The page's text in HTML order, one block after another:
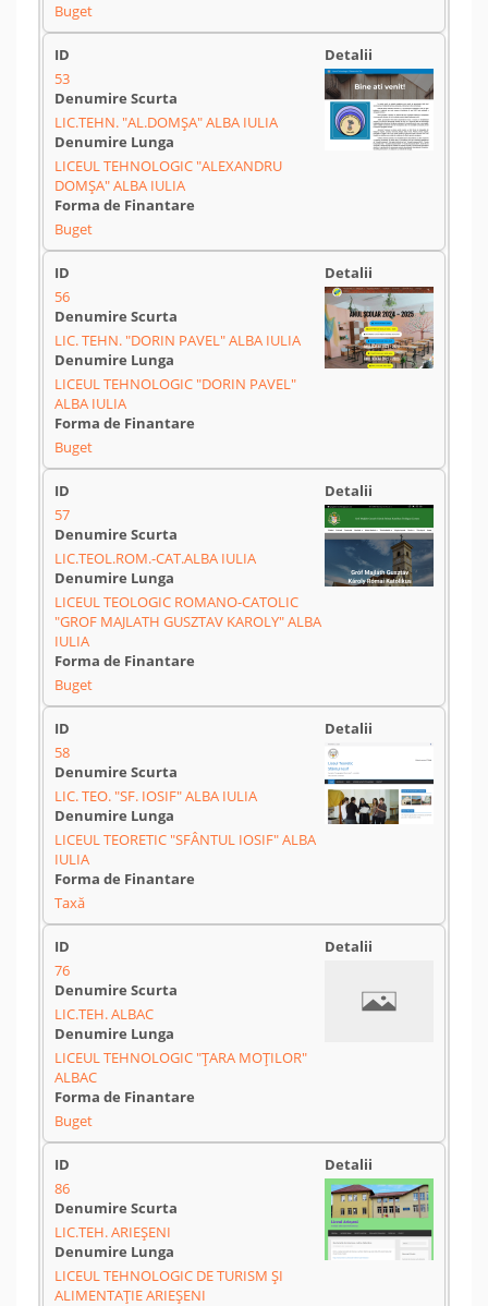
Buget
53
LIC.TEHN. "AL.DOMȘA" ALBA IULIA
LICEUL TEHNOLOGIC "ALEXANDRU
DOMȘA" ALBA IULIA
Buget
56
LIC. TEHN. "DORIN PAVEL" ALBA IULIA
LICEUL TEHNOLOGIC "DORIN PAVEL"
ALBA IULIA
Buget
57
LIC.TEOL.ROM.-CAT.ALBA IULIA
LICEUL TEOLOGIC ROMANO-CATOLIC
"GROF MAJLATH GUSZTAV KAROLY" ALBA
IULIA
Buget
58
LIC. TEO. "SF. IOSIF" ALBA IULIA
LICEUL TEORETIC "SFÂNTUL IOSIF" ALBA
IULIA
Taxă
76
LIC.TEH. ALBAC
LICEUL TEHNOLOGIC "ȚARA MOȚILOR"
ALBAC
Buget
86
LIC.TEH. ARIEȘENI
LICEUL TEHNOLOGIC DE TURISM ȘI
ALIMENTAȚIE ARIEȘENI